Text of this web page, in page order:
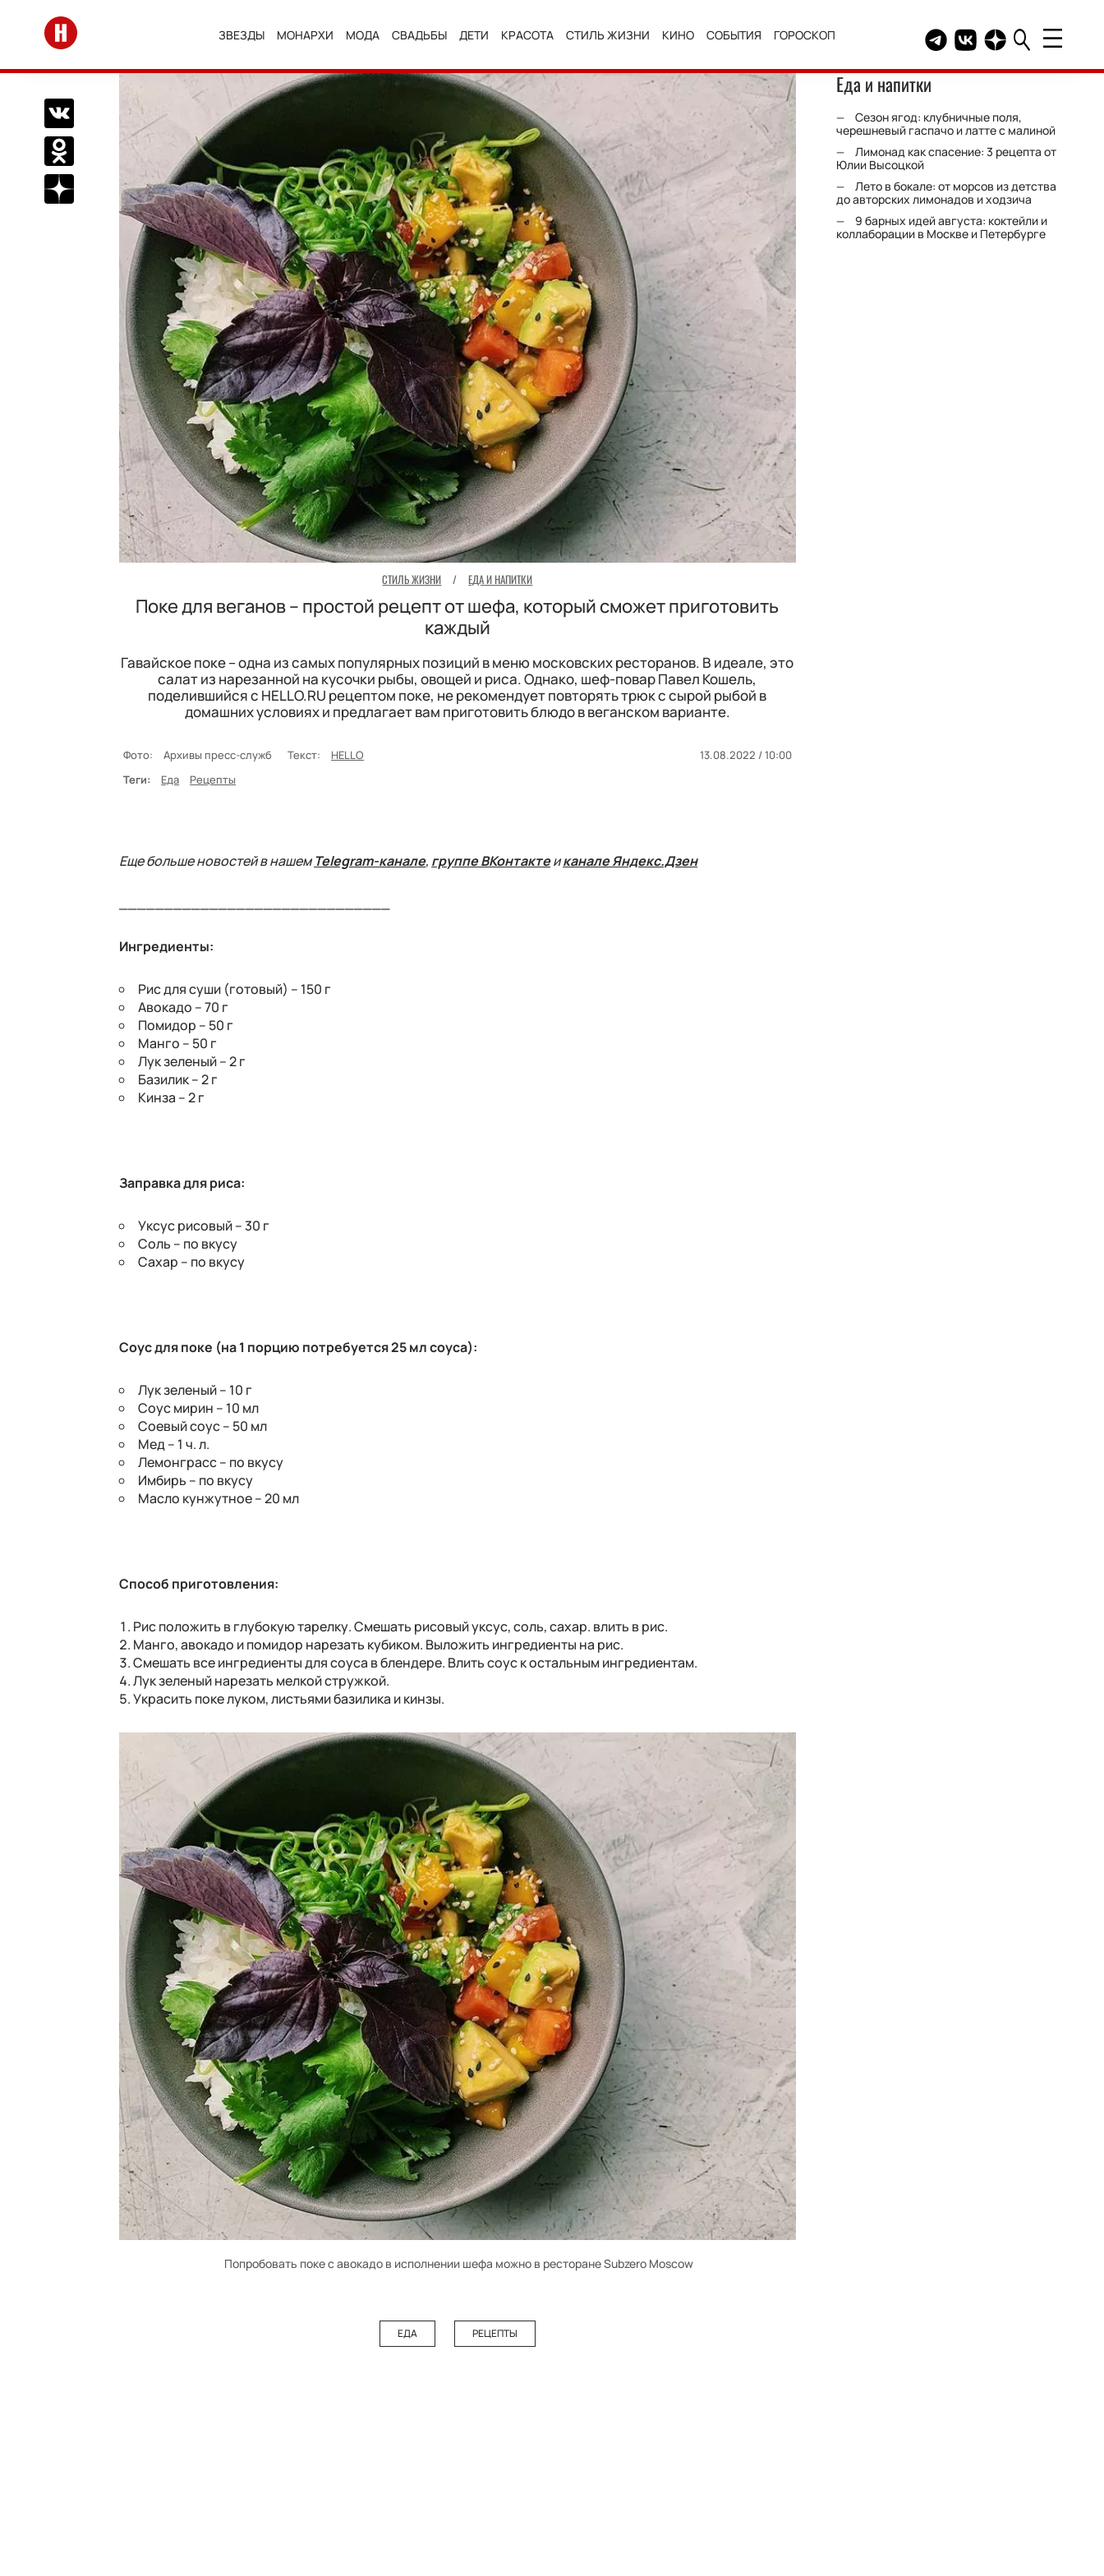
Перейти на главную
ЗВЕЗДЫ МОНАРХИ МОДА СВАДЬБЫ ДЕТИ КРАСОТА СТИЛЬ ЖИЗНИ КИНО СОБЫТИЯ ГОРОСКОП Telegram канал HELLO
Группа HELLO
Канал HELLO в
Поделиться Вконтакте
Поделиться в Одноклассниках
Подписаться на нас в Дзен
СТИЛЬ ЖИЗНИ / ЕДА И НАПИТКИ
Поке для веганов – простой рецепт от шефа, который сможет приготовить
каждый
Гавайское поке – одна из самых популярных позиций в меню московских ресторанов. В идеале, это
салат из нарезанной на кусочки рыбы, овощей и риса. Однако, шеф-повар Павел Кошель,
поделившийся с HELLO.RU рецептом поке, не рекомендует повторять трюк с сырой рыбой в
домашних условиях и предлагает вам приготовить блюдо в веганском варианте.
Фото: Архивы пресс-служб Текст: HELLO
13.08.2022 / 10:00
Теги:
Еда Рецепты
Еще больше новостей в нашемTelegram-канале, группе ВКонтактеиканале Яндекс.Дзен
Ингредиенты:
Рис для суши (готовый) – 150 г
Авокадо – 70 г
Помидор – 50 г
Манго – 50 г
Лук зеленый – 2 г
Базилик – 2 г
Кинза – 2 г
Заправка для риса:
Уксус рисовый – 30 г
Соль – по вкусу
Сахар – по вкусу
Соус для поке (на 1 порцию потребуется 25 мл соуса):
Лук зеленый – 10 г
Соус мирин – 10 мл
Соевый соус – 50 мл
Мед – 1 ч. л.
Лемонграсс – по вкусу
Имбирь – по вкусу
Масло кунжутное – 20 мл
Способ приготовления:
Рис положить в глубокую тарелку. Смешать рисовый уксус, соль, сахар. влить в рис.
Манго, авокадо и помидор нарезать кубиком. Выложить ингредиенты на рис.
Смешать все ингредиенты для соуса в блендере. Влить соус к остальным ингредиентам.
Лук зеленый нарезать мелкой стружкой.
Украсить поке луком, листьями базилика и кинзы.
Попробовать поке с авокадо в исполнении шефа можно в ресторане Subzero Moscow
ЕДА РЕЦЕПТЫ
Еда и напитки
Сезон ягод: клубничные поля,
черешневый гаспачо и латте с малиной
Лимонад как спасение: 3 рецепта от
Юлии Высоцкой
Лето в бокале: от морсов из детства
до авторских лимонадов и ходзича
9 барных идей августа: коктейли и
коллаборации в Москве и Петербурге